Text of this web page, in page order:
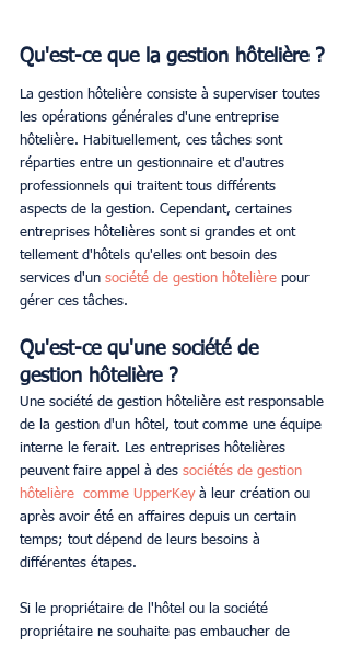
Qu'est-ce que la gestion hôtelière ?
La gestion hôtelière consiste à superviser toutes
les opérations générales d'une entreprise
hôtelière. Habituellement, ces tâches sont
réparties entre un gestionnaire et d'autres
professionnels qui traitent tous différents
aspects de la gestion. Cependant, certaines
entreprises hôtelières sont si grandes et ont
tellement d'hôtels qu'elles ont besoin des
services d'un société de gestion hôtelière pour
gérer ces tâches.
Qu'est-ce qu'une société de
gestion hôtelière ?
Une société de gestion hôtelière est responsable
de la gestion d'un hôtel, tout comme une équipe
interne le ferait. Les entreprises hôtelières
peuvent faire appel à des sociétés de gestion
hôtelière
comme UpperKey à leur création ou
après avoir été en affaires depuis un certain
temps; tout dépend de leurs besoins à
différentes étapes.
Si le propriétaire de l'hôtel ou la société
propriétaire ne souhaite pas embaucher de